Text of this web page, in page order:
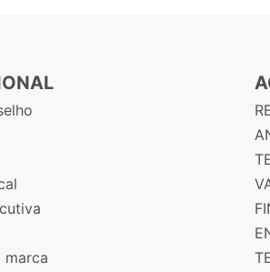
marca